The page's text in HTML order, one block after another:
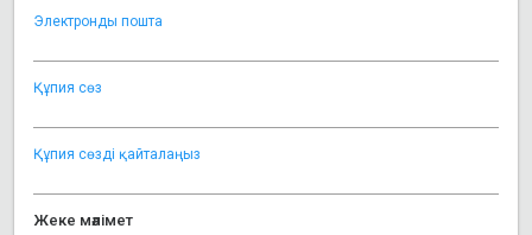
Электронды пошта
Құпия сөз
Құпия сөзді қайталаңыз
Жеке мәлімет